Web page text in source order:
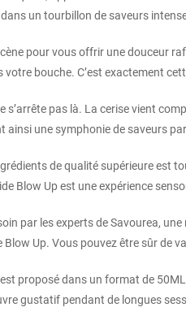
un tourbillon de saveurs
pour vous offrir une douceur
bouche. C’est exactement
s’arrête pas là. La cerise vient
ainsi une symphonie de saveurs
de qualité supérieure
Blow Up est une expérience
par les experts de Savourea,
Blow Up. Vous pouvez être sûr de
est proposé dans un format de
gustatif pendant de longues